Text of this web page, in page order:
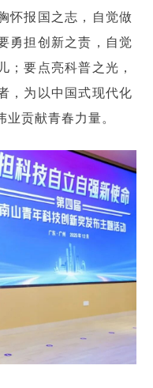
怀报国之志，自觉做
勇担创新之责，自觉
；要点亮科普之光，
，为以中国式现代化
贡献青春力量。